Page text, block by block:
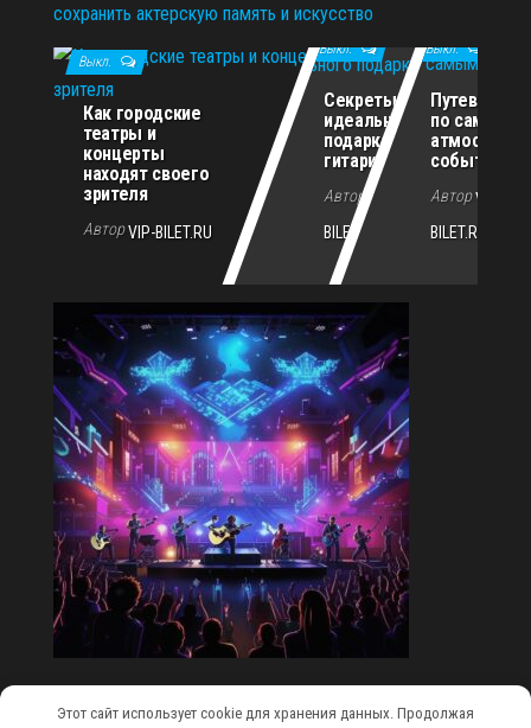
сохранить актерскую память и искусство
02.07.2026
Выкл.
Как городские
театры и
концерты
находят своего
зрителя
АвторVIP-BILET.RU
11.12.2025
Выкл.
Секреты
идеального
подарка для
гитариста
Автор VIP-
BILET.RU
Выкл.
по самым
событиям
АвторVIP-
BILET.RU
Этот сайт использует cookie для хранения данных. Продолжая